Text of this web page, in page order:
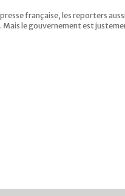
française, les reporters
Mais le gouvernement est